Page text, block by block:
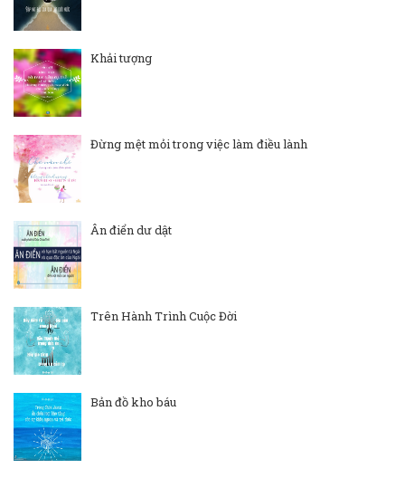
Khải tượng
Đừng mệt mỏi trong việc làm điều lành
Ân điển dư dật
Trên Hành Trình Cuộc Đời
Bản đồ kho báu